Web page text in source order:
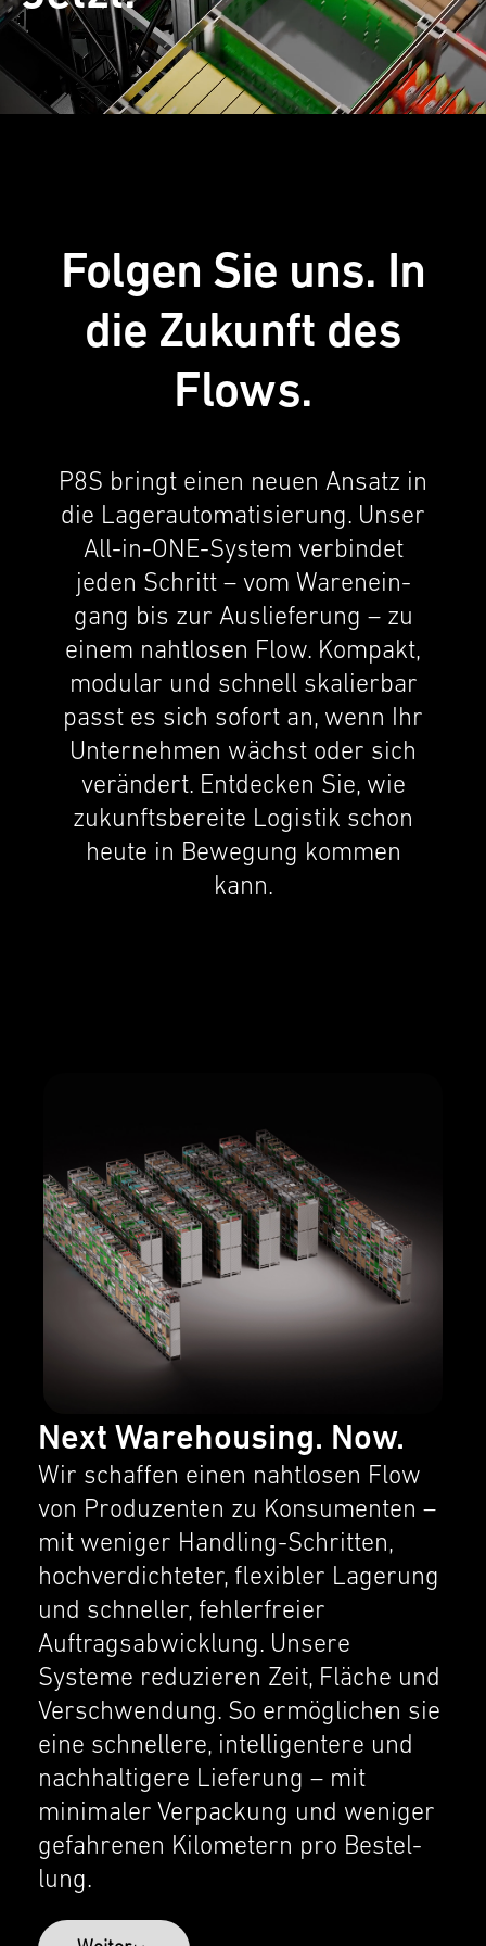
Folgen Sie uns. In
die Zukunft des
Flows.
P8S bringt einen neuen Ansatz in
die Lager­automa­tisierung. Unser
All-in-ONE-System verbindet
jeden Schritt – vom Warenein­
gang bis zur Ausliefer­ung – zu
einem nahtlosen Flow. Kompakt,
modular und schnell skalier­bar
passt es sich sofort an, wenn Ihr
Unternehmen wächst oder sich
verän­dert. Entdecken Sie, wie
zukun­fts­bere­ite Logis­tik schon
heute in Bewegung kommen
kann.
Next Warehousing. Now.
Wir schaf­fen einen nahtlosen Flow
von Produzen­ten zu Konsumenten –
mit weniger Handling-Schritten,
hochverdichteter, flexi­bler Lagerung
und schneller, fehler­freier
Auftragsab­wick­lung. Unsere
Systeme reduzieren Zeit, Fläche und
Verschwen­dung. So ermöglichen sie
eine schnellere, intel­li­gen­tere und
nachhaltigere Liefer­ung – mit
minimaler Verpack­ung und weniger
gefahre­nen Kilome­tern pro Bestel­
lung.